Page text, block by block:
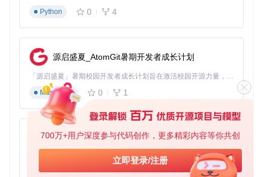
700万+用户深度参与代码创作，更多精彩内容等你共创
立即登录/注册
用户获益：上班族李女士通过场景歌单功能，将通勤、工作、
间，同时发现了许多符合个人口味的新歌。相关实现代码位于
歌单管理模块
数据同步服务：多设备音乐体验的无缝衔接
传统痛点：在家用电脑收藏的歌曲，出门想用手机继续听却无
法同步；办公室创建的歌单，回家后在平板上看不到，设备间
的体验割裂严重。
创新解决：从v2.2.0版本开始，洛雪音乐助手提供独立的数据
同步服务。用户可以在私有服务器上部署该服务，实现播放历
史、收藏列表和设置参数的跨设备同步，数据传输采用加密处
理，保障隐私安全。
用户获益：大学生张先生通过自建同步服务器，实现了宿舍电
Python
0 4
源启盛夏_AtomGit暑期开发者成长计划
「源启盛夏」暑期校园开发者成长计划旨在激活校园开源力量，通过积分激励、认证扶持、资源倾斜等形式，引导高校组织和开发者完成「入驻 — 建项目 — 做贡献 — 获认证 — 得资源」的完整闭环。无论你是想带领社团入驻平台的组织者，还是希望用代码贡献证明自己的开发者，都能在这里找到属于你的成长路径。
Markdown
0 1
py-xiaozhi
基于Python的Xiaozhi AI，适用于想要完整Xiaozhi体验而无需拥有专用硬件的用户。
Python
0 1